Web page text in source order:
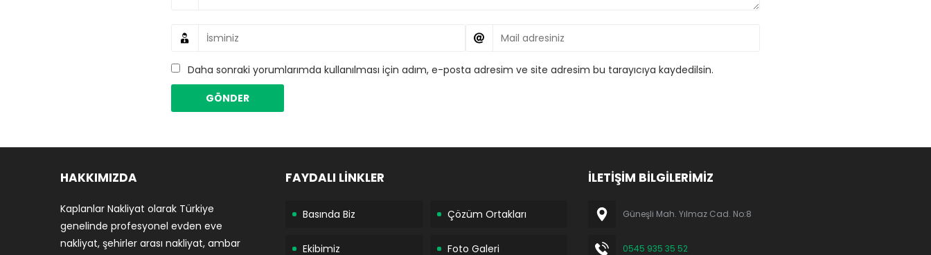
Daha sonraki yorumlarımda kullanılması için adım, e-posta adresim ve site adresim bu tarayıcıya kaydedilsin.
HAKKIMIZDA
Kaplanlar Nakliyat olarak Türkiye
genelinde profesyonel evden eve
nakliyat, şehirler arası nakliyat, ambar
FAYDALI LİNKLER
Basında Biz Çözüm Ortakları
Ekibimiz Foto Galeri
İLETİŞİM BİLGİLERİMİZ
Güneşli Mah. Yılmaz Cad. No:8
0545 935 35 52